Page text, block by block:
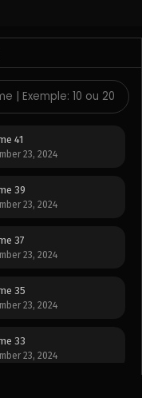
41
23, 2024
39
23, 2024
37
23, 2024
35
23, 2024
33
23, 2024